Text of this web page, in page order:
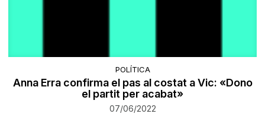
POLÍTICA
Anna Erra confirma el pas al costat a Vic: «Dono
el partit per acabat»
07/06/2022